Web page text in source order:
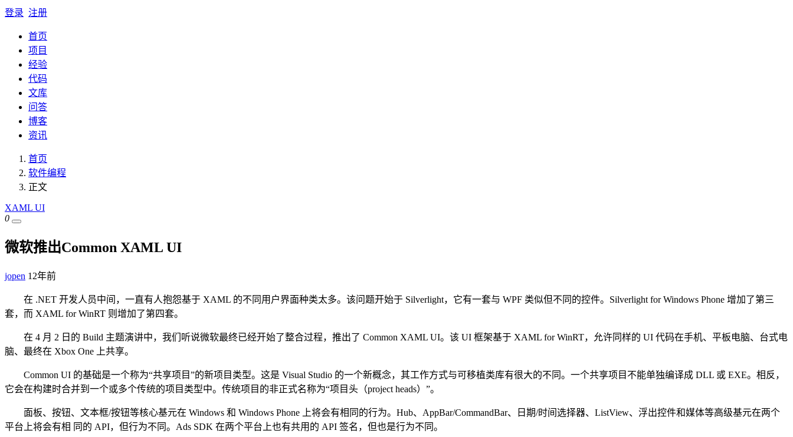
登录 注册
首页
项目
经验
代码
文库
问答
博客
资讯
首页
软件编程
正文
XAML UI
0
微软推出Common XAML UI
jopen 12年前
在 .NET 开发人员中间，一直有人抱怨基于 XAML 的不同用户界面种类太多。该问题开始于 Silverlight，它有一套与 WPF 类似但不同的控件。Silverlight for Windows Phone 增加了第三
套，而 XAML for WinRT 则增加了第四套。
在 4 月 2 日的 Build 主题演讲中，我们听说微软最终已经开始了整合过程，推出了 Common XAML UI。该 UI 框架基于 XAML for WinRT，允许同样的 UI 代码在手机、平板电脑、台式电
脑、最终在 Xbox One 上共享。
Common UI 的基础是一个称为“共享项目”的新项目类型。这是 Visual Studio 的一个新概念，其工作方式与可移植类库有很大的不同。一个共享项目不能单独编译成 DLL 或 EXE。相反，
它会在构建时合并到一个或多个传统的项目类型中。传统项目的非正式名称为“项目头（project heads）”。
面板、按钮、文本框/按钮等核心基元在 Windows 和 Windows Phone 上将会有相同的行为。Hub、AppBar/CommandBar、日期/时间选择器、ListView、浮出控件和媒体等高级基元在两个
平台上将会有相 同的 API，但行为不同。Ads SDK 在两个平台上也有共用的 API 签名，但也是行为不同。